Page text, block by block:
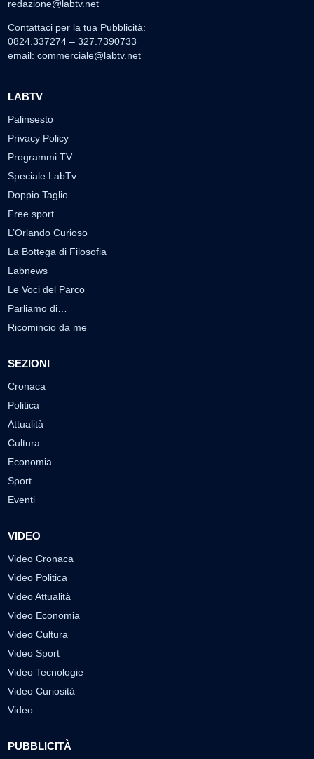
redazione@labtv.net
Contattaci per la tua Pubblicità:
0824.337274 – 327.7390733
email: commerciale@labtv.net
LABTV
Palinsesto
Privacy Policy
Programmi TV
Speciale LabTv
Doppio Taglio
Free sport
L’Orlando Curioso
La Bottega di Filosofia
Labnews
Le Voci del Parco
Parliamo di…
Ricomincio da me
SEZIONI
Cronaca
Politica
Attualità
Cultura
Economia
Sport
Eventi
VIDEO
Video Cronaca
Video Politica
Video Attualità
Video Economia
Video Cultura
Video Sport
Video Tecnologie
Video Curiosità
Video
PUBBLICITÀ